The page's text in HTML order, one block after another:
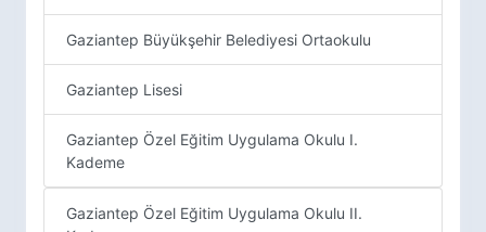
Gaziantep Büyükşehir Belediyesi Ortaokulu
Gaziantep Lisesi
Gaziantep Özel Eğitim Uygulama Okulu I.
Kademe
Gaziantep Özel Eğitim Uygulama Okulu II.